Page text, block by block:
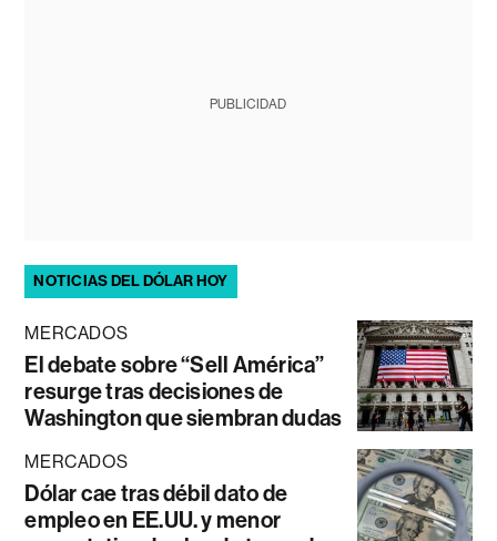
PUBLICIDAD
NOTICIAS DEL DÓLAR HOY
MERCADOS
El debate sobre “Sell América”
resurge tras decisiones de
Washington que siembran dudas
MERCADOS
Dólar cae tras débil dato de
empleo en EE.UU. y menor